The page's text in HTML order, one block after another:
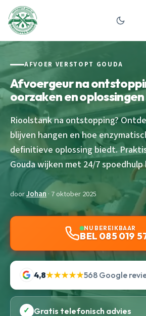
AFVOER VERSTOPT GOUDA
Afvoergeur na
oorzaken en oplossingen
Rioolstank na ontstopping?
blijven hangen en hoe
definitieve oplossing biedt.
Gouda wijken met 24/7 spoedhulp
doorJohan · 7 oktober 2025
NU BEREIKBAAR
BEL 085 019
4,8★★★★★568 Google
✓ Gratis telefonisch advies